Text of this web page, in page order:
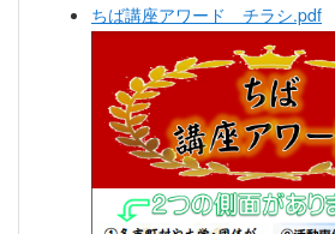
ちば講座アワード チラシ.pdf